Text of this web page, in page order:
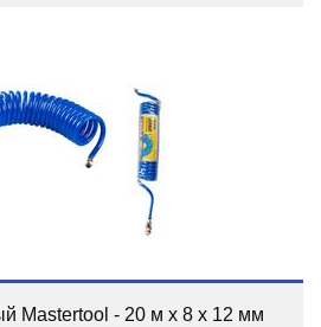
Mastertool - 20 м x 8 x 12 мм